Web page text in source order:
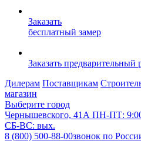
Заказать
бесплатный замер
Заказать предварительный
Дилерам Поставщикам
магазин
Выберите город
Чернышевского, 41А ПН-ПТ:
СБ-ВС: вых.
8 (800) 500-88-00звонок по